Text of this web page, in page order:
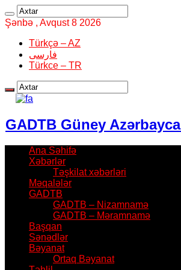
Şənbə , Avqust 8 2026
Türkçə – AZ
فارسی
Türkce – TR
GADTB Güney
Ana Səhifə
Xəbərlər
Təşkilat xəbərləri
Məqalələr
GADTB
GADTB – Nizamnamə
GADTB – Məramnamə
Başqan
Sənədlər
Bəyanat
Ortaq Bəyanat